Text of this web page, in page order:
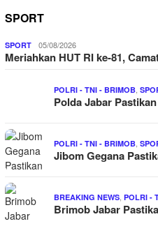
SPORT
SPORT 05/08/2026
Meriahkan HUT RI ke-81,
POLRI - TNI - BRIMOB
Polda Jabar
POLRI - TNI - BRIMOB
Jibom Gegana
BREAKING NEWS POLRI -
Brimob Jabar